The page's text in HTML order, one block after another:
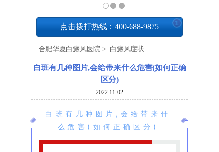
点击拨打热线：400-688-9875 1
合肥华夏白癜风医院 > 白癜风症状
白班有几种图片,会给带来什么危害(如何正确
区分)
2022-11-02
白班有几种图片,会给带来什
么危害(如何正确区分)